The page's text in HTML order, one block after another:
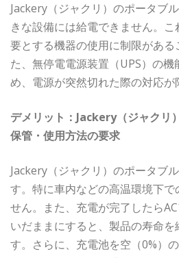
Jackery（ジャクリ）のポータブ
きな設備には給電できません。
要とする機器の使用に制限がある
た、無停電電源装置（UPS）の
め、電源が突然切れた際の対応が
デメリット：Jackery（ジャクリ
保管・使用方法の要求
Jackery（ジャクリ）のポータブ
す。特に車内などの高温環境下で
せん。また、充電が完了したら
いだままにすると、製品の寿命を
す。さらに、充電池を空（0%）